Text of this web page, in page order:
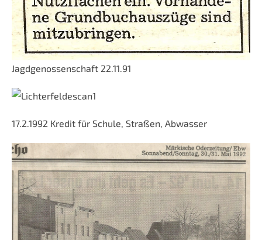
Jagdgenossenschaft 22.11.91
17.2.1992 Kredit für Schule, Straßen, Abwasser